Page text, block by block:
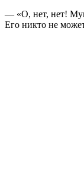
— «О, нет, нет!
Его никто не